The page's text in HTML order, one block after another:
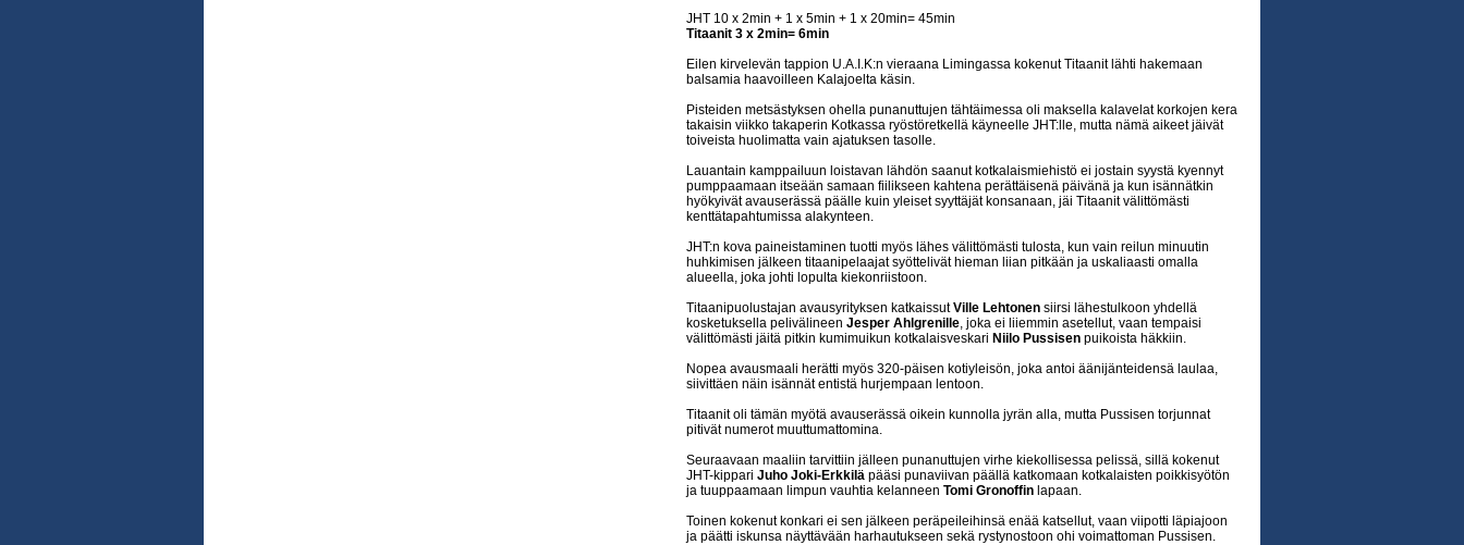
JHT 10 x 2min + 1 x 5min + 1 x 20min= 45min
Titaanit 3 x 2min= 6min
Eilen kirvelevän tappion U.A.I.K:n vieraana Limingassa kokenut Titaanit lähti hakemaan
balsamia haavoilleen Kalajoelta käsin.
Pisteiden metsästyksen ohella punanuttujen tähtäimessa oli maksella kalavelat korkojen kera
takaisin viikko takaperin Kotkassa ryöstöretkellä käyneelle JHT:lle, mutta nämä aikeet jäivät
toiveista huolimatta vain ajatuksen tasolle.
Lauantain kamppailuun loistavan lähdön saanut kotkalaismiehistö ei jostain syystä kyennyt
pumppaamaan itseään samaan fiilikseen kahtena perättäisenä päivänä ja kun isännätkin
hyökyivät avauserässä päälle kuin yleiset syyttäjät konsanaan, jäi Titaanit välittömästi
kenttätapahtumissa alakynteen.
JHT:n kova paineistaminen tuotti myös lähes välittömästi tulosta, kun vain reilun minuutin
huhkimisen jälkeen titaanipelaajat syöttelivät hieman liian pitkään ja uskaliaasti omalla
alueella, joka johti lopulta kiekonriistoon.
Titaanipuolustajan avausyrityksen katkaissutVille Lehtonen siirsi lähestulkoon yhdellä
kosketuksella pelivälineen Jesper Ahlgrenille, joka ei liiemmin asetellut, vaan tempaisi
välittömästi jäitä pitkin kumimuikun kotkalaisveskari Niilo Pussisen puikoista häkkiin.
Nopea avausmaali herätti myös 320-päisen kotiyleisön, joka antoi äänijänteidensä laulaa,
siivittäen näin isännät entistä hurjempaan lentoon.
Titaanit oli tämän myötä avauserässä oikein kunnolla jyrän alla, mutta Pussisen torjunnat
pitivät numerot muuttumattomina.
Seuraavaan maaliin tarvittiin jälleen punanuttujen virhe kiekollisessa pelissä, sillä kokenut
JHT-kippari Juho Joki-Erkkilä pääsi punaviivan päällä katkomaan kotkalaisten poikkisyötön
ja tuuppaamaan limpun vauhtia kelanneen Tomi Gronoffin lapaan.
Toinen kokenut konkari ei sen jälkeen peräpeileihinsä enää katsellut, vaan viipotti läpiajoon
ja päätti iskunsa näyttävään harhautukseen sekä rystynostoon ohi voimattoman Pussisen.